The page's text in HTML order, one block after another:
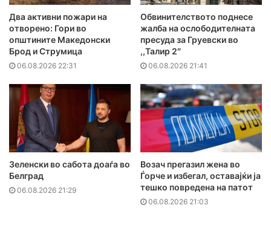
Два активни пожари на
отворено: Гори во
општините Македонски
Брод и Струмица
06.08.2026 22:31
Обвинителството поднесе
жалба на ослободителната
пресуда за Груевски во
,,Талир 2″
06.08.2026 21:41
Зеленски во сабота доаѓа во
Белград
06.08.2026 21:29
Возач прегазил жена во
Ѓорче и избегал, оставајќи ја
тешко повредена на патот
06.08.2026 21:03